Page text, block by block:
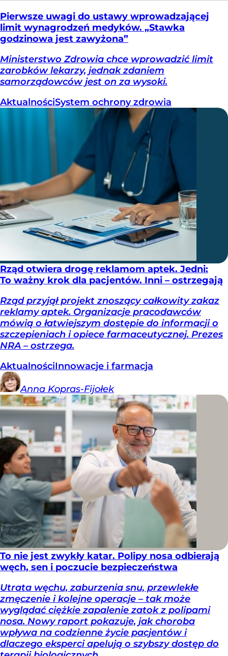
Pierwsze uwagi do ustawy wprowadzającej
limit wynagrodzeń medyków. „Stawka
godzinowa jest zawyżona”
Ministerstwo Zdrowia chce wprowadzić limit
zarobków lekarzy, jednak zdaniem
samorządowców jest on za wysoki.
AktualnościSystem ochrony zdrowia
Rząd otwiera drogę reklamom aptek. Jedni:
To ważny krok dla pacjentów. Inni – ostrzegają
Rząd przyjął projekt znoszący całkowity zakaz
reklamy aptek. Organizacje pracodawców
mówią o łatwiejszym dostępie do informacji o
szczepieniach i opiece farmaceutycznej. Prezes
NRA – ostrzega.
AktualnościInnowacje i farmacja
Anna Kopras-Fijołek
To nie jest zwykły katar. Polipy nosa odbierają
węch, sen i poczucie bezpieczeństwa
Utrata węchu, zaburzenia snu, przewlekłe
zmęczenie i kolejne operacje – tak może
wyglądać ciężkie zapalenie zatok z polipami
nosa. Nowy raport pokazuje, jak choroba
wpływa na codzienne życie pacjentów i
dlaczego eksperci apelują o szybszy dostęp do